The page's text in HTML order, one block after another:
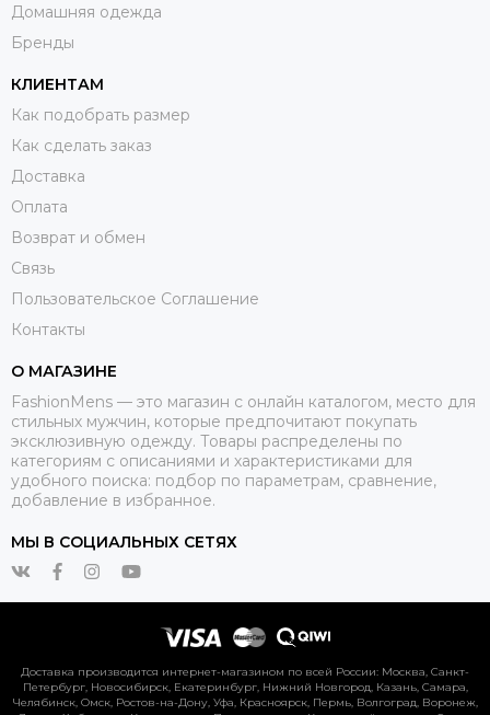
Домашняя одежда
Бренды
КЛИЕНТАМ
Как подобрать размер
Как сделать заказ
Доставка
Оплата
Возврат и обмен
Связь
Пользовательское Соглашение
Контакты
О МАГАЗИНЕ
FashionMens — это магазин с онлайн каталогом, место для
стильных мужчин, которые предпочитают покупать
эксклюзивную одежду. Товары распределены по
категориям с описаниями и характеристиками для
удобного поиска: подбор по параметрам, сравнение,
добавление в избранное.
МЫ В СОЦИАЛЬНЫХ СЕТЯХ
Доставка производится интернет-магазином по всей России: Москва, Санкт-
Петербург, Новосибирск, Екатеринбург, Нижний Новгород, Казань, Самара,
Челябинск, Омск, Ростов-на-Дону, Уфа, Красноярск, Пермь, Волгоград, Воронеж,